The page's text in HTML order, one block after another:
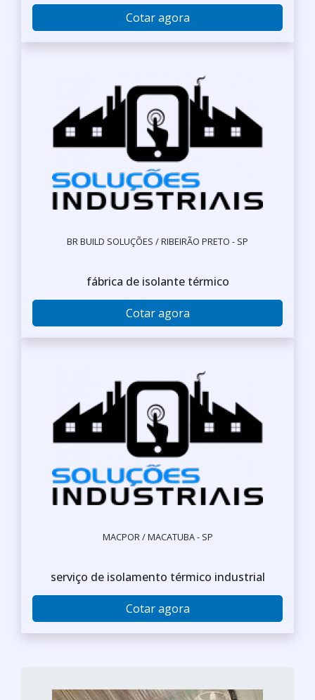
Cotar agora
BR BUILD SOLUÇÕES / RIBEIRÃO PRETO - SP
fábrica de isolante térmico
Cotar agora
MACPOR / MACATUBA - SP
serviço de isolamento térmico industrial
Cotar agora